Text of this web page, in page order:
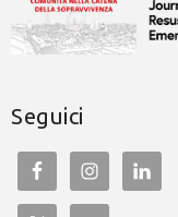
Seguici